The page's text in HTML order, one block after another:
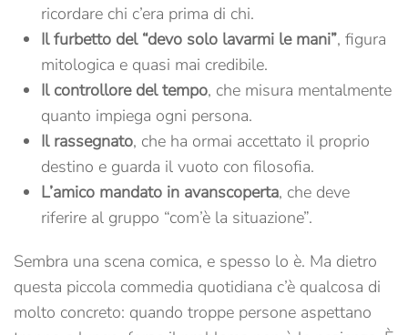
ricordare chi c’era prima di chi.
Il furbetto del “devo solo lavarmi le mani”, figura
mitologica e quasi mai credibile.
Il controllore del tempo, che misura mentalmente
quanto impiega ogni persona.
Il rassegnato, che ha ormai accettato il proprio
destino e guarda il vuoto con filosofia.
L’amico mandato in avanscoperta, che deve
riferire al gruppo “com’è la situazione”.
Sembra una scena comica, e spesso lo è. Ma dietro
questa piccola commedia quotidiana c’è qualcosa di
molto concreto: quando troppe persone aspettano